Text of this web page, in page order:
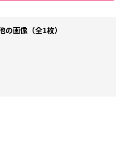
の画像（全1枚）